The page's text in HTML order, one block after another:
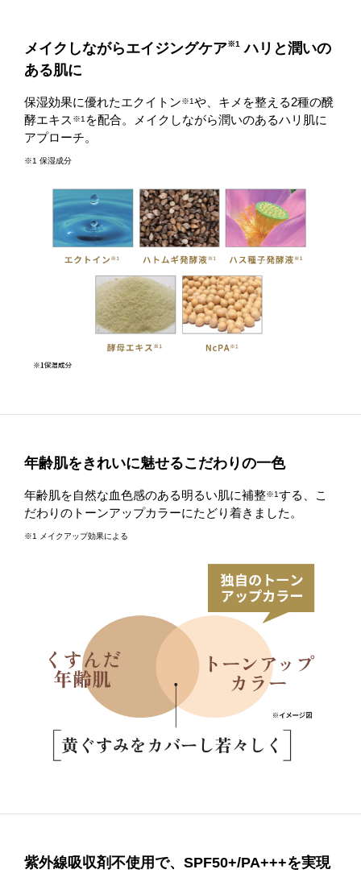
メイクしながらエイジングケア※1 ハリと潤いの
ある肌に
保湿効果に優れたエクイトン※1や、キメを整える2種の醗
酵エキス ※1 を配合。メイクしながら潤いのあるハリ肌に
アプローチ。
※1 保湿成分
年齢肌をきれいに魅せるこだわりの一色
年齢肌を自然な血色感のある明るい肌に補整※1する、こ
だわりのトーンアップカラーにたどり着きました。
※1 メイクアップ効果による
紫外線吸収剤不使用で、SPF50+/PA+++を実現